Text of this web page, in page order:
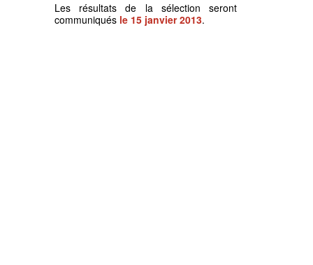
Les résultats de la sélection seront
communiqués le 15 janvier 2013.